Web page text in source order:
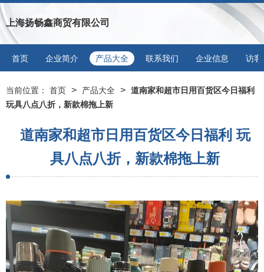
上海扬畅鑫商贸有限公司
首页 企业简介 产品大全 联系我们 企业信息 访客
当前位置： 首页 > 产品大全 > 道南家和超市日用百货区今日福利
玩具八点八折，新款棉拖上新
道南家和超市日用百货区今日福利 玩
具八点八折，新款棉拖上新